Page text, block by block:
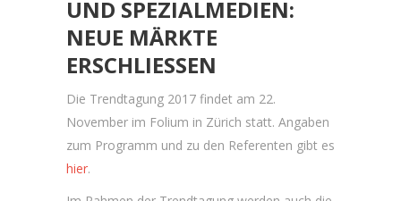
UND SPEZIALMEDIEN:
NEUE MÄRKTE
ERSCHLIESSEN
Die Trendtagung 2017 findet am 22.
November im Folium in Zürich statt. Angaben
zum Programm und zu den Referenten gibt es
hier.